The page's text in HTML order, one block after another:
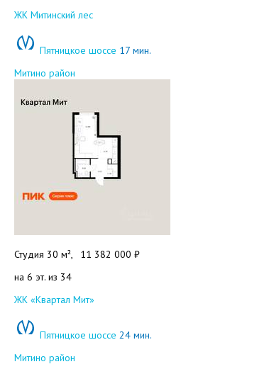
Добавить в избранное
ЖК Митинский лес
Пятницкое шоссе 17 мин.
Митино район
Студия 30 м², 11 382 000 ₽
на 6 эт. из 34
Добавить в избранное
ЖК «Квартал Мит»
Пятницкое шоссе 24 мин.
Митино район